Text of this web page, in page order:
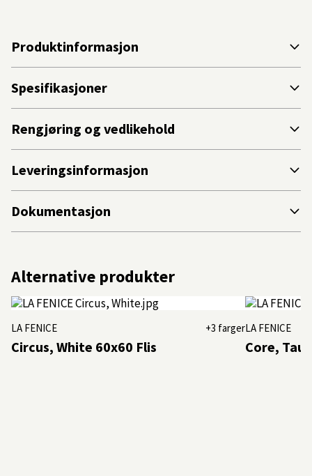
Produktinformasjon
Spesifikasjoner
Rengjøring og vedlikehold
Leveringsinformasjon
Dokumentasjon
Alternative produkter
Circus, White 60x60 Flis
LA FENICE +3 farger
Core,
LA FENICE